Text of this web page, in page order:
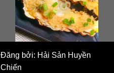
Đăng bởi: Hải Sản Huyền
Chiến